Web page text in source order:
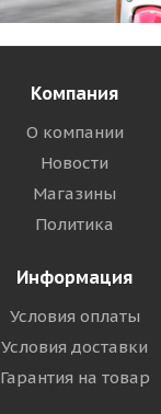
Компания
О компании
Новости
Магазины
Политика
Информация
Условия оплаты
Условия доставки
Гарантия на товар